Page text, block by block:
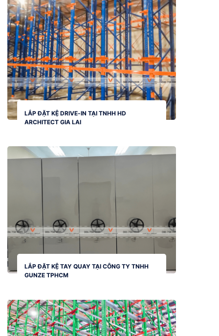
LẮP ĐẶT KỆ DRIVE-IN TẠI TNHH HD
ARCHITECT GIA LAI
LẮP ĐẶT KỆ TAY QUAY TẠI CÔNG TY TNHH
GUNZE TPHCM